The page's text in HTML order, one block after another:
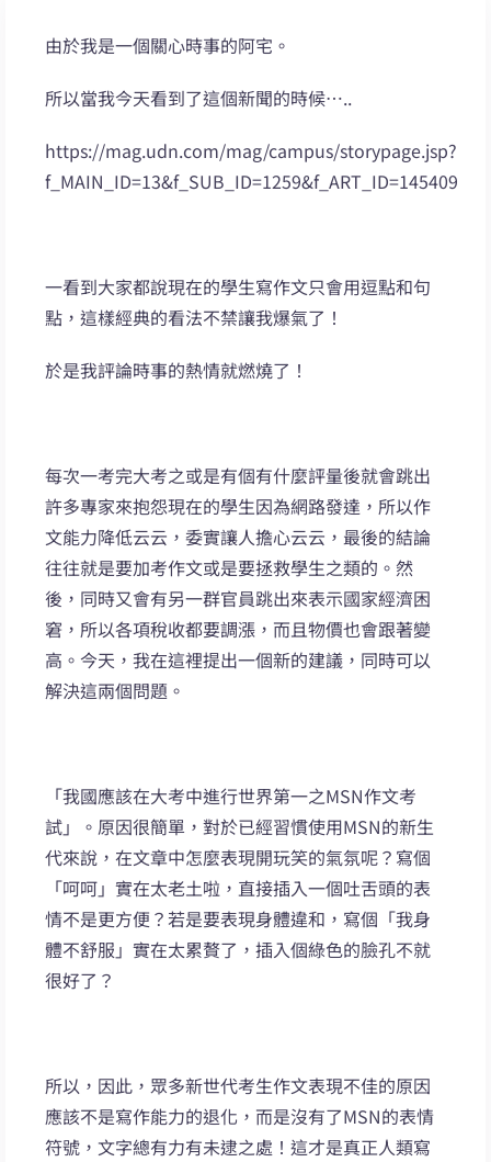
由於我是一個關心時事的阿宅。
所以當我今天看到了這個新聞的時候…..
https://mag.udn.com/mag/campus/storypage.jsp?
f_MAIN_ID=13&f_SUB_ID=1259&f_ART_ID=145409
一看到大家都說現在的學生寫作文只會用逗點和句
點，這樣經典的看法不禁讓我爆氣了！
於是我評論時事的熱情就燃燒了！
每次一考完大考之或是有個有什麼評量後就會跳出
許多專家來抱怨現在的學生因為網路發達，所以作
文能力降低云云，委實讓人擔心云云，最後的結論
往往就是要加考作文或是要拯救學生之類的。然
後，同時又會有另一群官員跳出來表示國家經濟困
窘，所以各項稅收都要調漲，而且物價也會跟著變
高。今天，我在這裡提出一個新的建議，同時可以
解決這兩個問題。
「我國應該在大考中進行世界第一之MSN作文考
試」。原因很簡單，對於已經習慣使用MSN的新生
代來說，在文章中怎麼表現開玩笑的氣氛呢？寫個
「呵呵」實在太老土啦，直接插入一個吐舌頭的表
情不是更方便？若是要表現身體違和，寫個「我身
體不舒服」實在太累贅了，插入個綠色的臉孔不就
很好了？
所以，因此，眾多新世代考生作文表現不佳的原因
應該不是寫作能力的退化，而是沒有了MSN的表情
符號，文字總有力有未逮之處！這才是真正人類寫